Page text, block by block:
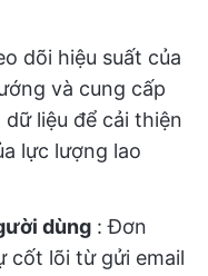
dõi hiệu suất của
và cung cấp
liệu để cải thiện
lực lượng lao
dùng : Đơn
cốt lõi từ gửi email